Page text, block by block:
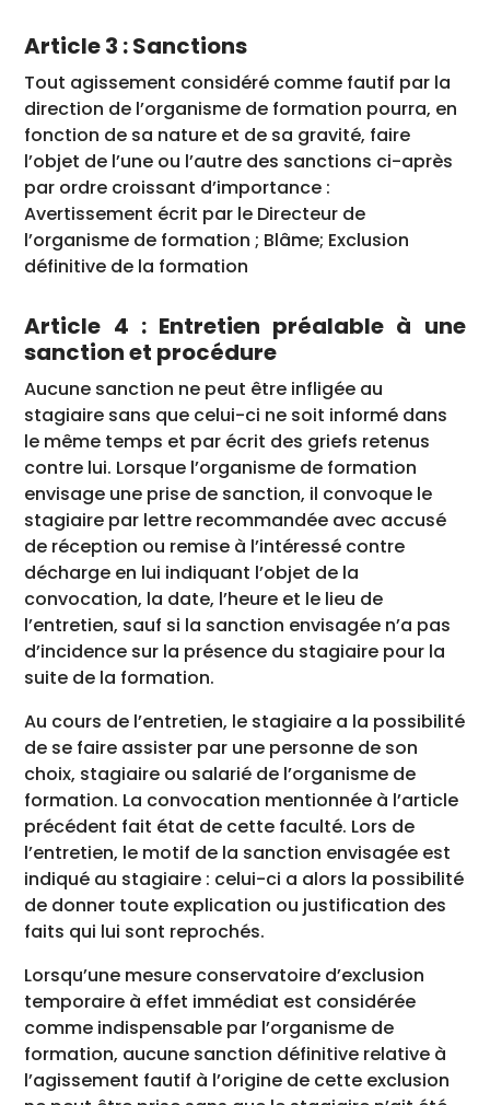
Article 3 : Sanctions
Tout agissement considéré comme fautif par la
direction de l’organisme de formation pourra, en
fonction de sa nature et de sa gravité, faire
l’objet de l’une ou l’autre des sanctions ci-après
par ordre croissant d’importance :
Avertissement écrit par le Directeur de
l’organisme de formation ; Blâme; Exclusion
définitive de la formation
Article 4 : Entretien préalable à une
sanction et procédure
Aucune sanction ne peut être infligée au
stagiaire sans que celui-ci ne soit informé dans
le même temps et par écrit des griefs retenus
contre lui. Lorsque l’organisme de formation
envisage une prise de sanction, il convoque le
stagiaire par lettre recommandée avec accusé
de réception ou remise à l’intéressé contre
décharge en lui indiquant l’objet de la
convocation, la date, l’heure et le lieu de
l’entretien, sauf si la sanction envisagée n’a pas
d’incidence sur la présence du stagiaire pour la
suite de la formation.
Au cours de l’entretien, le stagiaire a la possibilité
de se faire assister par une personne de son
choix, stagiaire ou salarié de l’organisme de
formation. La convocation mentionnée à l’article
précédent fait état de cette faculté. Lors de
l’entretien, le motif de la sanction envisagée est
indiqué au stagiaire : celui-ci a alors la possibilité
de donner toute explication ou justification des
faits qui lui sont reprochés.
Lorsqu’une mesure conservatoire d’exclusion
temporaire à effet immédiat est considérée
comme indispensable par l’organisme de
formation, aucune sanction définitive relative à
l’agissement fautif à l’origine de cette exclusion